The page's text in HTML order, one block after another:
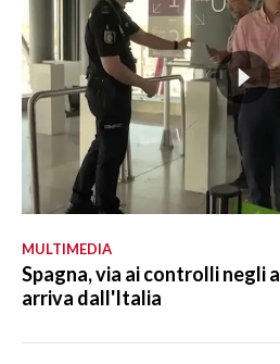
MULTIMEDIA
Spagna, via ai controlli negli
arriva dall'Italia